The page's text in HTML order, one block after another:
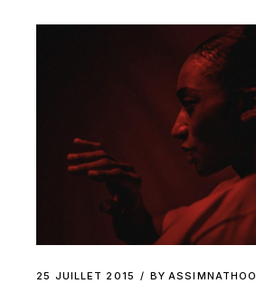
25 JUILLET 2015 BY ASSIMNATHOO